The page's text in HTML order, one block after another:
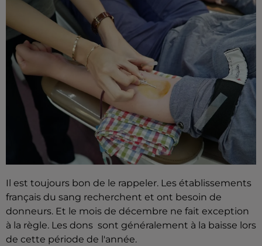
Il est toujours bon de le rappeler. Les établissements
français du sang recherchent et ont besoin de
donneurs. Et le mois de décembre ne fait exception
à la règle. Les dons sont généralement à la baisse lors
de cette période de l'année.